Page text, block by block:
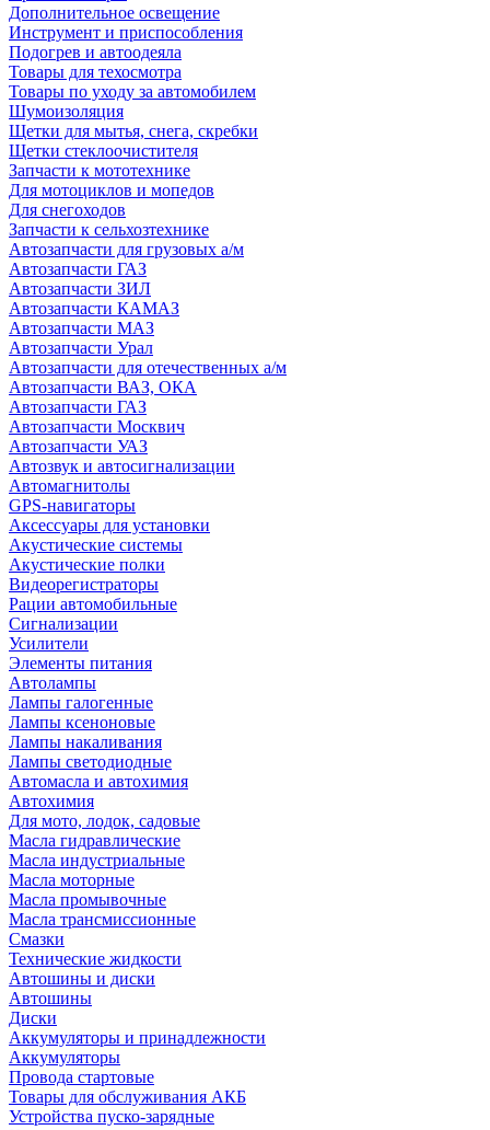
Дополнительное освещение
Инструмент и приспособления
Подогрев и автоодеяла
Товары для техосмотра
Товары по уходу за автомобилем
Шумоизоляция
Щетки для мытья, снега, скребки
Щетки стеклоочистителя
Запчасти к мототехнике
Для мотоциклов и мопедов
Для снегоходов
Запчасти к сельхозтехнике
Автозапчасти для грузовых а/м
Автозапчасти ГАЗ
Автозапчасти ЗИЛ
Автозапчасти КАМАЗ
Автозапчасти МАЗ
Автозапчасти Урал
Автозапчасти для отечественных а/м
Автозапчасти ВАЗ, ОКА
Автозапчасти ГАЗ
Автозапчасти Москвич
Автозапчасти УАЗ
Автозвук и автосигнализации
Автомагнитолы
GPS-навигаторы
Аксессуары для установки
Акустические системы
Акустические полки
Видеорегистраторы
Рации автомобильные
Сигнализации
Усилители
Элементы питания
Автолампы
Лампы галогенные
Лампы ксеноновые
Лампы накаливания
Лампы светодиодные
Автомасла и автохимия
Автохимия
Для мото, лодок, садовые
Масла гидравлические
Масла индустриальные
Масла моторные
Масла промывочные
Масла трансмиссионные
Смазки
Технические жидкости
Автошины и диски
Автошины
Диски
Аккумуляторы и принадлежности
Аккумуляторы
Провода стартовые
Товары для обслуживания АКБ
Устройства пуско-зарядные